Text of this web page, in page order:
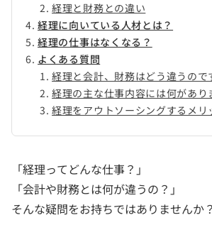
経理と財務との違い
経理に向いている人材とは？
経理の仕事はなくなる？
よくある質問
経理と会計、財務はどう違うので
経理の主な仕事内容には何があり
経理をアウトソーシングするメリ
「経理ってどんな仕事？」
「会計や財務とは何が違うの？」
そんな疑問をお持ちではありませんか？